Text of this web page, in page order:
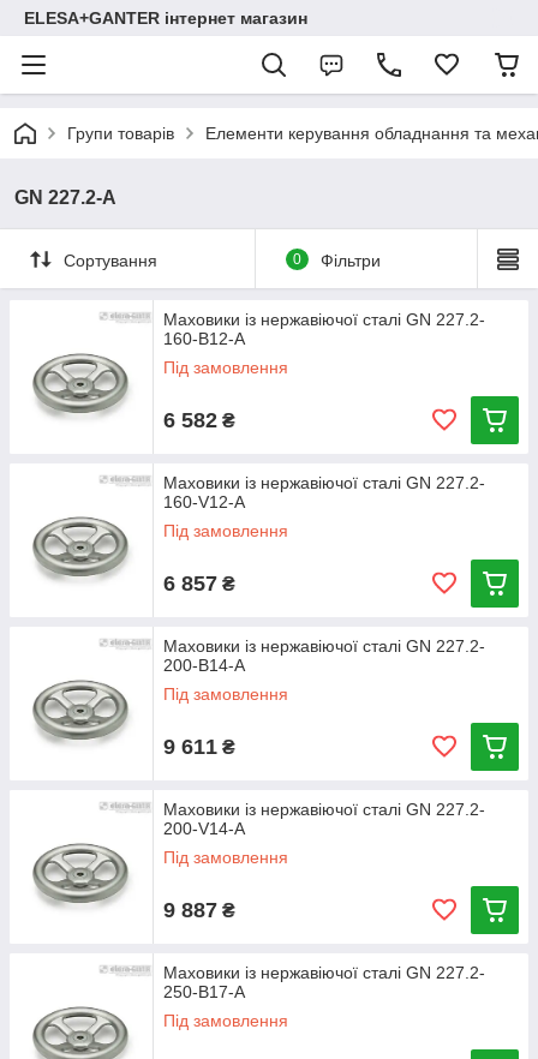
ELESA+GANTER інтернет магазин
Групи товарів Елементи керування обладнання та
GN 227.2-A
Сортування 0 Фільтри
Маховики із нержавіючої сталі GN 227.2-
160-B12-A
Під замовлення
6 582 ₴
Маховики із нержавіючої сталі GN 227.2-
160-V12-A
Під замовлення
6 857 ₴
Маховики із нержавіючої сталі GN 227.2-
200-B14-A
Під замовлення
9 611 ₴
Маховики із нержавіючої сталі GN 227.2-
200-V14-A
Під замовлення
9 887 ₴
Маховики із нержавіючої сталі GN 227.2-
250-B17-A
Під замовлення